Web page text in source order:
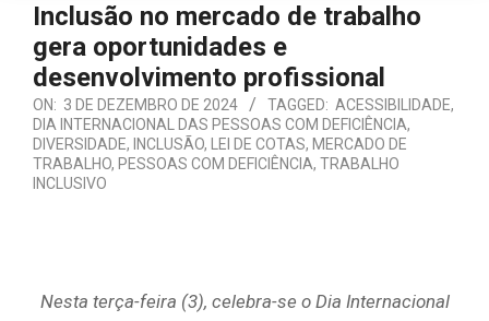
Inclusão no mercado de trabalho
gera oportunidades e
desenvolvimento profissional
ON: 3 DE DEZEMBRO DE 2024 TAGGED: ACESSIBILIDADE,
DIA INTERNACIONAL DAS PESSOAS COM DEFICIÊNCIA,
DIVERSIDADE, INCLUSÃO, LEI DE COTAS, MERCADO DE
TRABALHO, PESSOAS COM DEFICIÊNCIA, TRABALHO
INCLUSIVO
Nesta terça-feira (3), celebra-se o Dia Internacional